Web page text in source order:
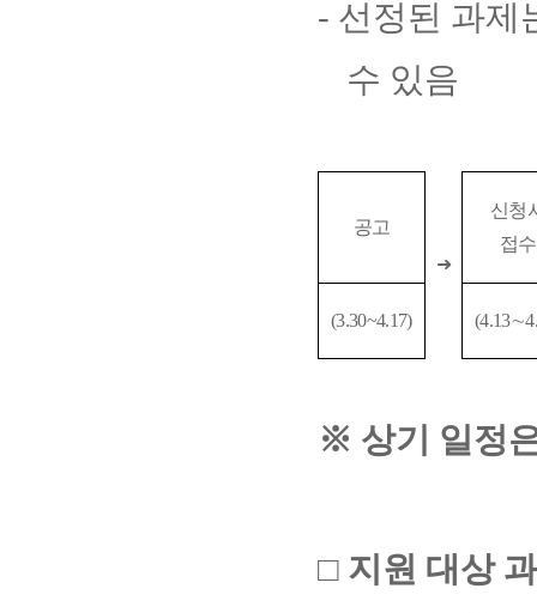
- 선정된 과제
수 있음
공고
➜
신청
접수
(3.30~4.17) (4.13∼
※ 상기 일정
□ 지원 대상